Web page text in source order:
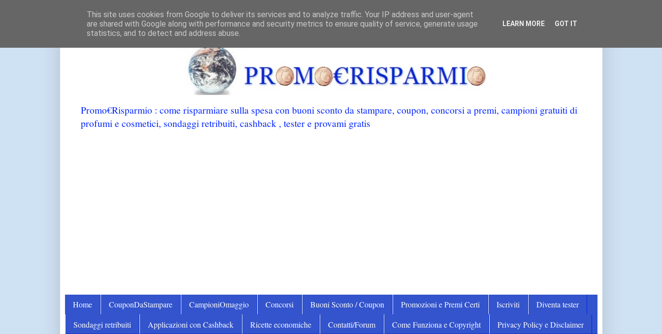
Promo€Risparmio : come risparmiare sulla spesa con buoni sconto da stampare, coupon, concorsi a premi, campioni gratuiti di
profumi e cosmetici, sondaggi retribuiti, cashback , tester e provami gratis
Home CouponDaStampare CampioniOmaggio Concorsi Buoni Sconto / Coupon Promozioni e Premi Certi Iscriviti
Diventa tester
Sondaggi retribuiti
Applicazioni con Cashback Ricette economiche Contatti/Forum Come Funziona e Copyright Privacy Policy e Disclaimer
This site uses cookies from Google to deliver its services and to analyze traffic. Your IP address and user-agent
are shared with Google along with performance and security metrics to ensure quality of service, generate usage
statistics, and to detect and address abuse.
LEARN MORE GOT IT